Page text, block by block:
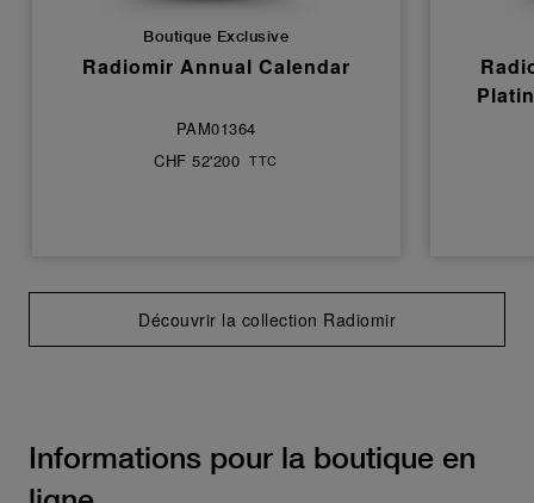
Boutique Exclusive
Radiomir Annual Calendar
PAM01364
CHF 52'200 TTC
Découvrir la collection Radiomir
Informations pour la boutique en